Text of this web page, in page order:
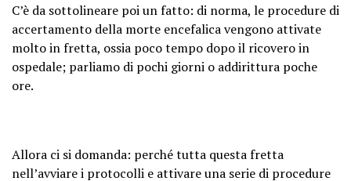
C’è da sottolineare poi un fatto: di norma, le procedure di
accertamento della morte encefalica vengono attivate
molto in fretta, ossia poco tempo dopo il ricovero in
ospedale; parliamo di pochi giorni o addirittura poche
ore.
Allora ci si domanda: perché tutta questa fretta
nell’avviare i protocolli e attivare una serie di procedure